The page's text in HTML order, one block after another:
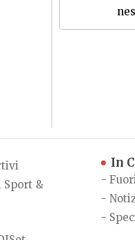
Sport &
In
-
-
-